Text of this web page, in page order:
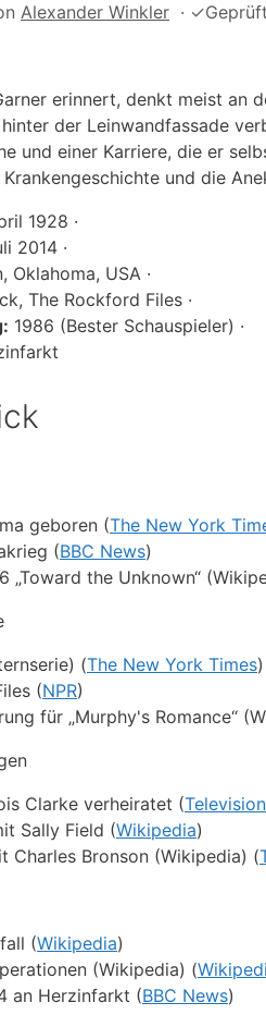
Alexander Winkler · ✓
erinnert, denkt meist an
der Leinwandfassade
und einer Karriere, die er
Krankengeschichte und die
1928 ·
2014 ·
Oklahoma, USA ·
The Rockford Files ·
1986 (Bester Schauspieler) ·
geboren (The New York
(BBC News)
„Toward the Unknown“
(The New York Times)
(NPR)
für „Murphy's Romance“
Clarke verheiratet (
Sally Field (Wikipedia)
Charles Bronson (Wikipedia) (
(Wikipedia)
(Wikipedia) (
an Herzinfarkt (BBC News)